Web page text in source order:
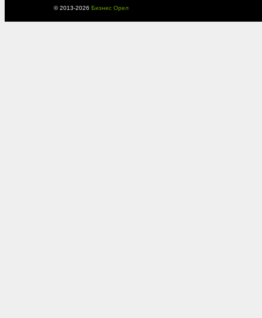
© 2013-2026 Бизнес Орел